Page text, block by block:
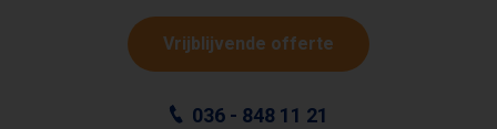
Vrijblijvende offerte
036 - 848 11 21